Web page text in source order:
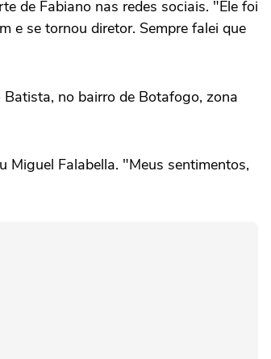
de Fabiano nas redes sociais. "Ele foi
e se tornou diretor. Sempre falei que
no bairro de Botafogo, zona
Miguel Falabella. "Meus sentimentos,